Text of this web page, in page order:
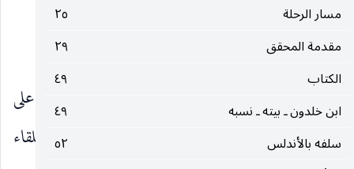
مسار الرحلة
٢٥
مقدمة المحقق
٢٩
الكتاب
٤٩
ابن خلدون ـ بيته ـ نسبه
٤٩
سلفه بالأندلس
٥٢
ولاية خانقاه بيبرس ،
لما رجعت من قضاء الفرض سنة تسعين ، ومضيت على
حالي من التدريس والتأليف ، وتعاهد السّلطان باللقاء